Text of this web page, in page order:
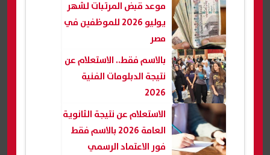
موعد قبض المرتبات لشهر
يوليو 2026 للموظفين في
مصر
بالاسم فقط.. الاستعلام عن
نتيجة الدبلومات الفنية
2026
الاستعلام عن نتيجة الثانوية
العامة 2026 بالاسم فقط
فور الاعتماد الرسمي